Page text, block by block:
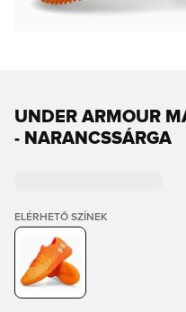
UNDER ARMOUR
- NARANCSSÁRGA
ELÉRHETŐ SZÍNEK